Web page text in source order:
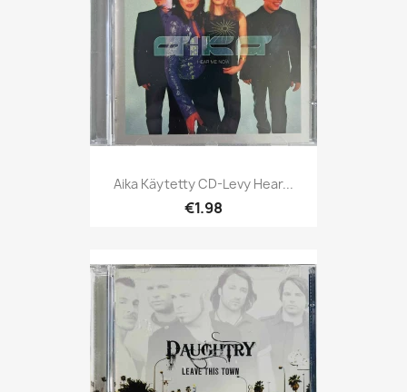
Aika Käytetty CD-Levy Hear...
€1.98